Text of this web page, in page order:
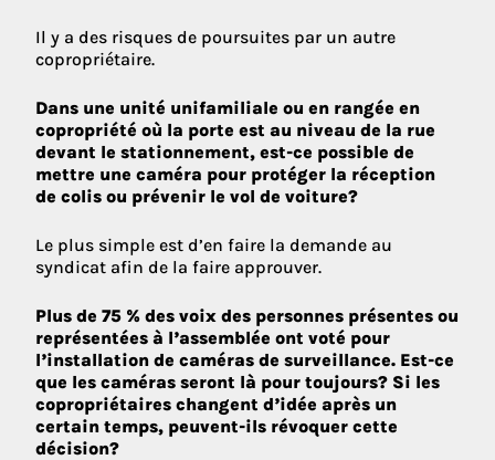
Il y a des risques de poursuites par un autre
copropriétaire.
Dans une unité unifamiliale ou en rangée en
copropriété où la porte est au niveau de la rue
devant le stationnement, est-ce possible de
mettre une caméra pour protéger la réception
de colis ou prévenir le vol de voiture?
Le plus simple est d’en faire la demande au
syndicat afin de la faire approuver.
Plus de 75 % des voix des personnes présentes ou
représentées à l’assemblée ont voté pour
l’installation de caméras de surveillance. Est-ce
que les caméras seront là pour toujours? Si les
copropriétaires changent d’idée après un
certain temps, peuvent-ils révoquer cette
décision?